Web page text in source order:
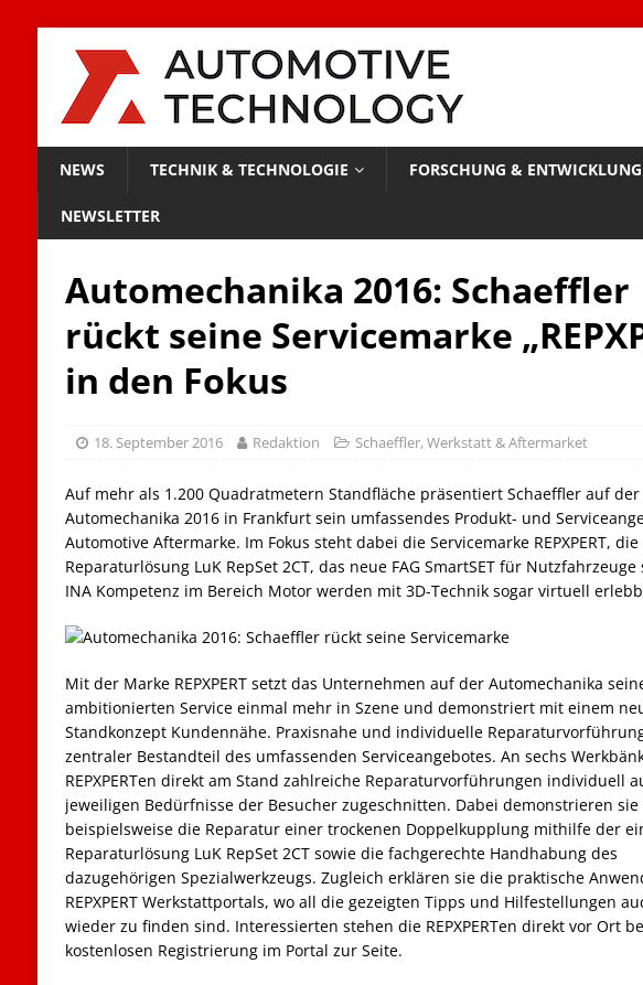
NEWS TECHNIK & TECHNOLOGIE FORSCHUNG & ENTWICKLUNG
NEWSLETTER
Automechanika 2016: Schaeffler
rückt seine Servicemarke
in den Fokus
18. September 2016 Redaktion Schaeffler,Werkstatt & Aftermarket
Auf mehr als 1.200 Quadratmetern Standfläche präsentiert Schaeffler auf der
Automechanika 2016 in Frankfurt sein umfassendes Produkt- und
Automotive Aftermarke. Im Fokus steht dabei die Servicemarke REPXPERT, die
Reparaturlösung LuK RepSet 2CT, das neue FAG SmartSET für Nutzfahrzeuge
INA Kompetenz im Bereich Motor werden mit 3D-Technik sogar virtuell
Mit der Marke REPXPERT setzt das Unternehmen auf der Automechanika
ambitionierten Service einmal mehr in Szene und demonstriert mit einem
Standkonzept Kundennähe. Praxisnahe und individuelle
zentraler Bestandteil des umfassenden Serviceangebotes. An sechs
REPXPERTen direkt am Stand zahlreiche Reparaturvorführungen individuell
jeweiligen Bedürfnisse der Besucher zugeschnitten. Dabei demonstrieren sie
beispielsweise die Reparatur einer trockenen Doppelkupplung mithilfe der
Reparaturlösung LuK RepSet 2CT sowie die fachgerechte Handhabung des
dazugehörigen Spezialwerkzeugs. Zugleich erklären sie die praktische
REPXPERT Werkstattportals, wo all die gezeigten Tipps und Hilfestellungen
wieder zu finden sind. Interessierten stehen die REPXPERTen direkt vor Ort
kostenlosen Registrierung im Portal zur Seite.